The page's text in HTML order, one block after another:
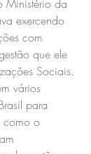
Ministério da
exercendo
com
que ele
Sociais.
vários
para
como o